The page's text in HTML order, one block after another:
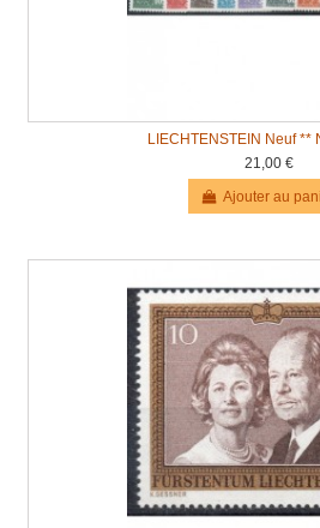
LIECHTENSTEIN Neuf **
21,00 €
Ajouter au